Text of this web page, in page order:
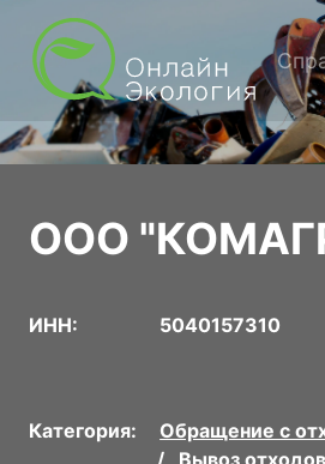
ООО
ИНН: 5040157310
Категория:
Обращение с
Вывоз отходов